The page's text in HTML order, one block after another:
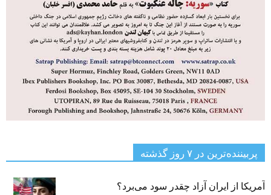
پربیننده‌ترین‌ در ۷ روز گذشته
آمریکا از ایران آزاد چقدر سود می‌برد؟